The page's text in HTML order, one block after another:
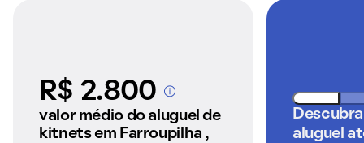
R$ 2.800A partir dos imóveis
anunciados pelo
QuintoAndar
valor médio do aluguel de
kitnets em Farroupilha ,
aluguel